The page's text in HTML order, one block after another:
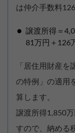
は仲介手数料
譲渡所得＝
81万円＋126
「居住用財産
の特例」の適用
算します。
譲渡所得1,850
すので、納める